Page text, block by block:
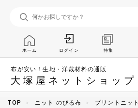
布が安い！生地・洋裁材料の通販
大塚屋ネットショップ
ホーム ログイン 特集
TOP ニット のびる布
プリントニット